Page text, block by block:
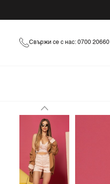
Свържи се с нас: 0700 20660